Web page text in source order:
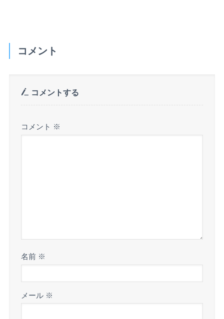
コメント
コメントする
コメント ※
名前 ※
メール ※